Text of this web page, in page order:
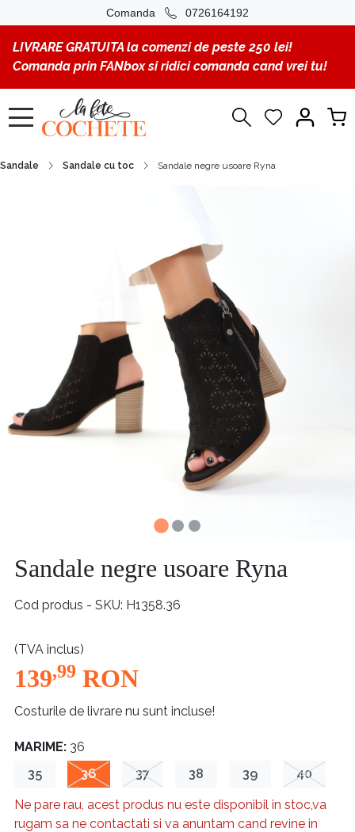
Comanda 0726164192
LIVRARE GRATUITA la comenzi de peste 250 lei!
Comanda prin FANbox si ridici comanda cand vrei tu!
Sandale Sandale cu toc Sandale negre usoare Ryna
Sandale negre usoare Ryna
Cod produs - SKU H1358.36
139,99 RON
(TVA inclus)
Costurile de livrare nu sunt incluse!
MARIME: 36
35
36 37 38 39 40
Ne pare rau, acest produs nu este disponibil in stoc,va
rugam sa ne contactati si va anuntam cand revine in